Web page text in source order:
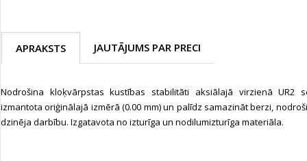
APRAKSTS JAUTĀJUMS PAR PRECI
Nodrošina kloķvārpstas kustības stabilitāti aksiālajā virzienā UR2
izmantota oriģinālajā izmērā (0.00 mm) un palīdz samazināt berzi,
dzinēja darbību. Izgatavota no izturīga un nodilumizturīga materiāla.